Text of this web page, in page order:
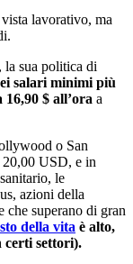
lavorativo, ma
sua politica di
salari minimi più
$ all’ora a
o San
20,00 USD, e in
le
azioni della
che superano di gran
della vita è alto,
certi settori).